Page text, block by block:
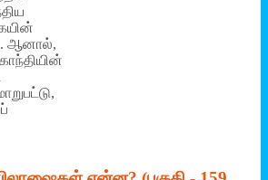
ஆனால்,